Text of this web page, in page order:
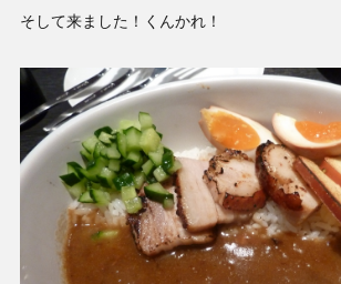
そして来ました！くんかれ！